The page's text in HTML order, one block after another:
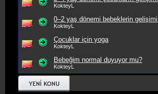
KokteyL
0–2 yaş dönemi bebeklerin gelişimi
KokteyL
Çocuklar için yoga
KokteyL
Bebeğim normal duyuyor mu?
KokteyL